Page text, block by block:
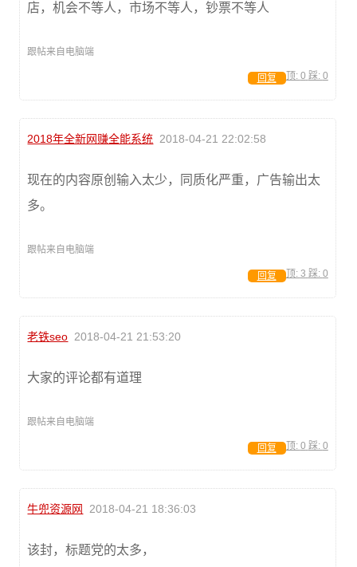
店，机会不等人，市场不等人，钞票不等人
跟帖来自电脑端
顶: 0 踩: 0
回复
2018年全新网赚全能系统 2018-04-21 22:02:58
现在的内容原创输入太少，同质化严重，广告输出太
多。
跟帖来自电脑端
顶: 3 踩: 0
回复
老铁seo 2018-04-21 21:53:20
大家的评论都有道理
跟帖来自电脑端
顶: 0 踩: 0
回复
牛兜资源网 2018-04-21 18:36:03
该封，标题党的太多，